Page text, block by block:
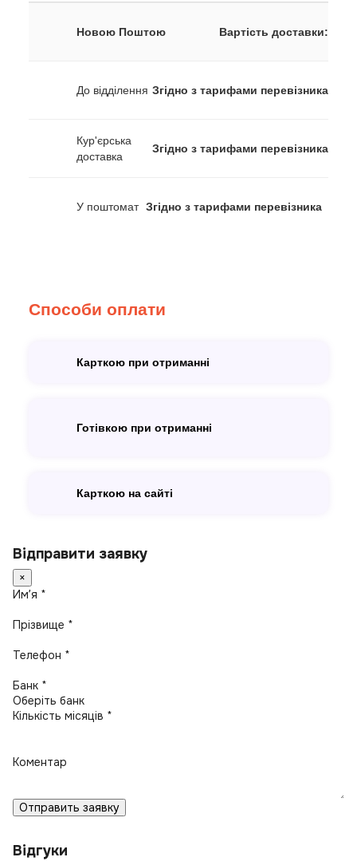
Новою Поштою Вартість доставки:
До відділення Згідно з тарифами перевізника
Кур'єрська
доставка
Згідно з тарифами перевізника
У поштомат Згідно з тарифами перевізника
Способи оплати
Карткою при отриманні
Готівкою при отриманні
Карткою на сайті
Відправити заявку
×
Имʼя *
Прізвище *
Телефон *
Банк *
Кількість місяців *
Коментар
Отправить заявку
Відгуки